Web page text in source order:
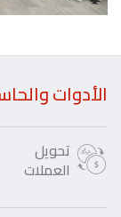
الأدوات
تحويل
العملات